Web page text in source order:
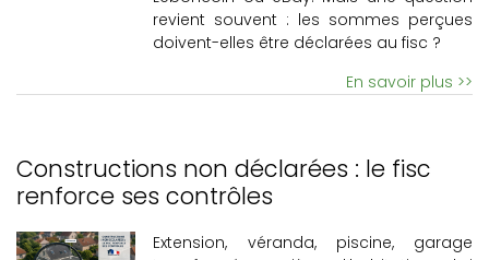
revient souvent : les sommes perçues
doivent-elles être déclarées au fisc ?
En savoir plus >>
Constructions non déclarées : le fisc
renforce ses contrôles
Extension, véranda, piscine, garage